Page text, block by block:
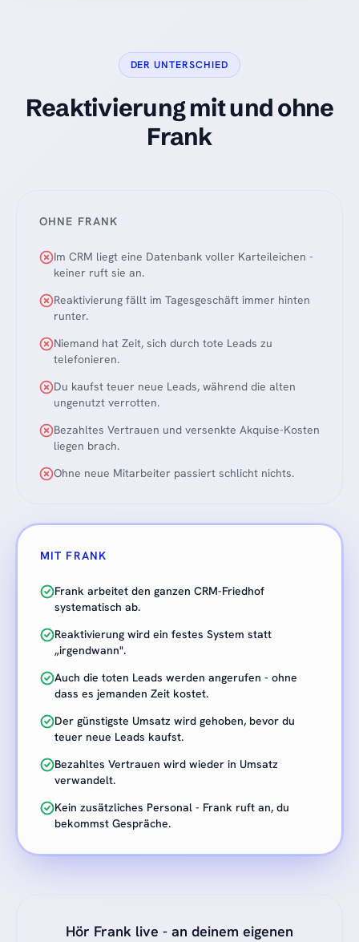
DER UNTERSCHIED
Reaktivierung mit und ohne
Frank
OHNE FRANK
Im CRM liegt eine Datenbank voller Karteileichen -
keiner ruft sie an.
Reaktivierung fällt im Tagesgeschäft immer hinten
runter.
Niemand hat Zeit, sich durch tote Leads zu
telefonieren.
Du kaufst teuer neue Leads, während die alten
ungenutzt verrotten.
Bezahltes Vertrauen und versenkte Akquise-Kosten
liegen brach.
Ohne neue Mitarbeiter passiert schlicht nichts.
MIT FRANK
Frank arbeitet den ganzen CRM-Friedhof
systematisch ab.
Reaktivierung wird ein festes System statt
„irgendwann".
Auch die toten Leads werden angerufen - ohne
dass es jemanden Zeit kostet.
Der günstigste Umsatz wird gehoben, bevor du
teuer neue Leads kaufst.
Bezahltes Vertrauen wird wieder in Umsatz
verwandelt.
Kein zusätzliches Personal - Frank ruft an, du
bekommst Gespräche.
Hör Frank live - an deinem eigenen